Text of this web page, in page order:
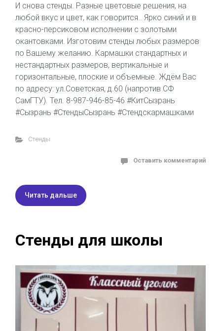
И снова стенды. Разные цветовые решения, на
любой вкус и цвет, как говорится.. Ярко синий и в
красно-персиковом исполнении с золотыми
окантовками. Изготовим стенды любых размеров
по Вашему желанию. Кармашки стандартных и
нестандартных размеров, вертикальные и
горизонтальные, плоские и объемные. Ждём Вас
по адресу: ул.Советская, д.60 (напротив СФ
СамГТУ). Тел. 8-987-946-85-46 #КитСызрань
#Сызрань #СтендыСызрань #Стендскармашками
Стенды
Оставить комментарий
Читать дальше
Стенды для школы